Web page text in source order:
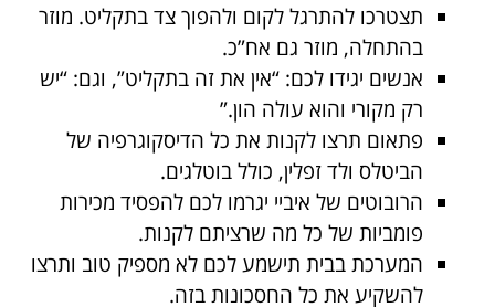
תצטרכו להתרגל לקום ולהפוך צד בתקליט. מוזר
בהתחלה, מוזר גם אח”כ.
אנשים יגידו לכם: “אין את זה בתקליט”, וגם: “יש
רק מקורי והוא עולה הון.”
פתאום תרצו לקנות את כל הדיסקוגרפיה של
הביטלס ולד זפלין, כולל בוטלגים.
הרובוטים של איביי יגרמו לכם להפסיד מכירות
פומביות של כל מה שרציתם לקנות.
המערכת בבית תישמע לכם לא מספיק טוב ותרצו
להשקיע את כל החסכונות בזה.